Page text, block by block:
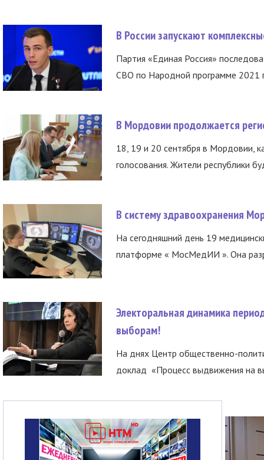
В России запускают
Партия «Единая Россия»
СВО по Народной программе 2021
В Мордовии продолжается
18, 19 и 20 сентября в Мордовии,
голосования. Жители республики
В систему здравоохранения
На сегодняшний день 19
платформе « МосМедИИ ». Она
Электоральная динамика
выборам!
На днях Центр общественно-
доклад «Процесс выдвижения на